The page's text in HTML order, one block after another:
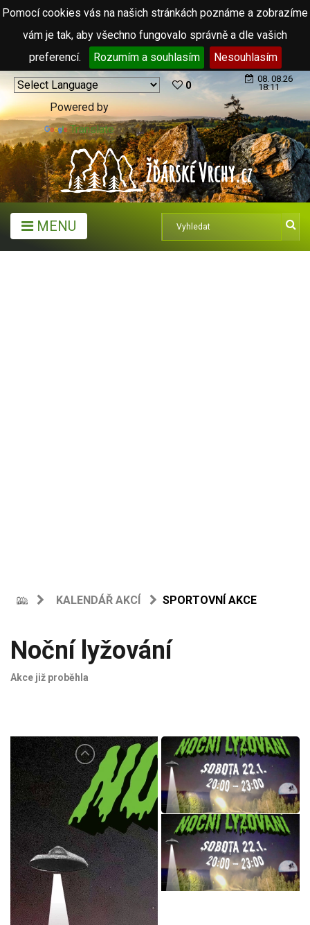
Pomocí cookies vás na našich stránkách poznáme a zobrazíme
vám je tak, aby všechno fungovalo správně a dle vašich
preferencí.
Rozumím a souhlasím Nesouhlasím
Powered by
Translate
0
08. 08.26
18:11
MENU
KALENDÁŘ AKCÍ SPORTOVNÍ AKCE
Noční lyžování
Akce již proběhla